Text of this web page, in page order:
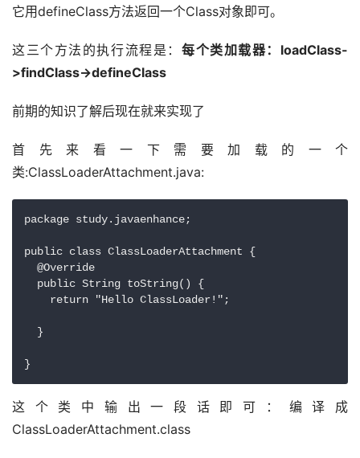
它用defineClass方法返回一个Class对象即可。
这三个方法的执行流程是： 每个类加载器：loadClass-
>findClass->defineClass
前期的知识了解后现在就来实现了
首先来看一下需要加载的一个
类:ClassLoaderAttachment.java:
package study.javaenhance;
public class ClassLoaderAttachment {
  @Override
  public String toString() {
    return "Hello ClassLoader!";
  }
这个类中输出一段话即可：编译成
ClassLoaderAttachment.class